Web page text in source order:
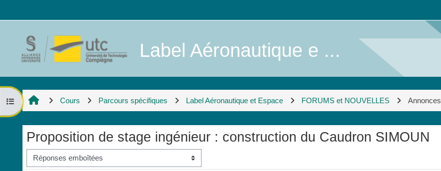
Label Aéronautique e ...
Ouvrir l’index du cours
Cours Parcours spécifiques Label Aéronautique et Espace FORUMS et NOUVELLES Annonces
Proposition de stage ingénieur : construction du Caudron SIMOUN